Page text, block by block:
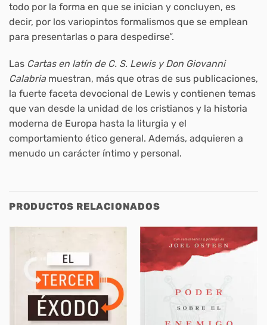
todo por la forma en que se inician y concluyen, es
decir, por los variopintos formalismos que se emplean
para presentarlas o para despedirse”.
Las Cartas en latín de C. S. Lewis y Don Giovanni
Calabria muestran, más que otras de sus publicaciones,
la fuerte faceta devocional de Lewis y contienen temas
que van desde la unidad de los cristianos y la historia
moderna de Europa hasta la liturgia y el
comportamiento ético general. Además, adquieren a
menudo un carácter íntimo y personal.
PRODUCTOS RELACIONADOS